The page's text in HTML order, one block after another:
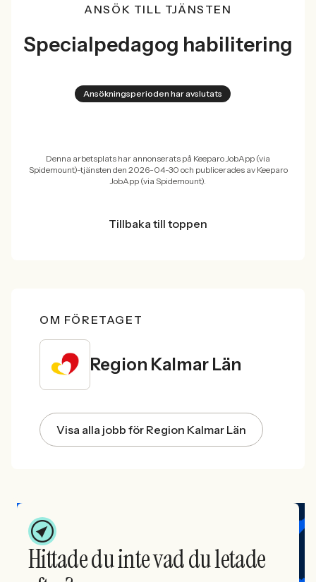
ANSÖK TILL TJÄNSTEN
Specialpedagog habilitering
Ansökningsperioden har avslutats
Denna arbetsplats har annonserats på Keeparo JobApp (via
Spidemount)-tjänsten den 2026-04-30 och publicerades av Keeparo
JobApp (via Spidemount).
Tillbaka till toppen
OM FÖRETAGET
Region Kalmar Län
Visa alla jobb för Region Kalmar Län
Hittade du inte vad du letade